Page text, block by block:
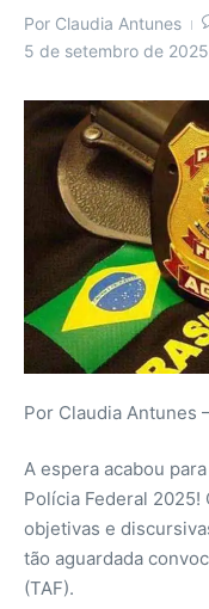
Por Claudia Antunes
5 de setembro de 2025
Por Claudia Antunes
A espera acabou
Polícia Federal 2025!
objetivas e
tão aguardada
(TAF).